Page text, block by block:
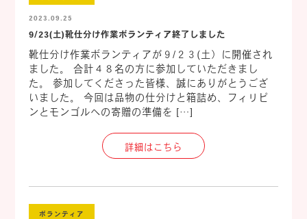
2023.09.25
9/23(土)靴仕分け作業ボランティア終了しました
靴仕分け作業ボランティアが９/２３(土）に開催され
ました。 合計４８名の方に参加していただきまし
た。 参加してくださった皆様、誠にありがとうござ
いました。 今回は品物の仕分けと箱詰め、フィリピ
ンとモンゴルへの寄贈の準備を […]
詳細はこちら
ボランティア